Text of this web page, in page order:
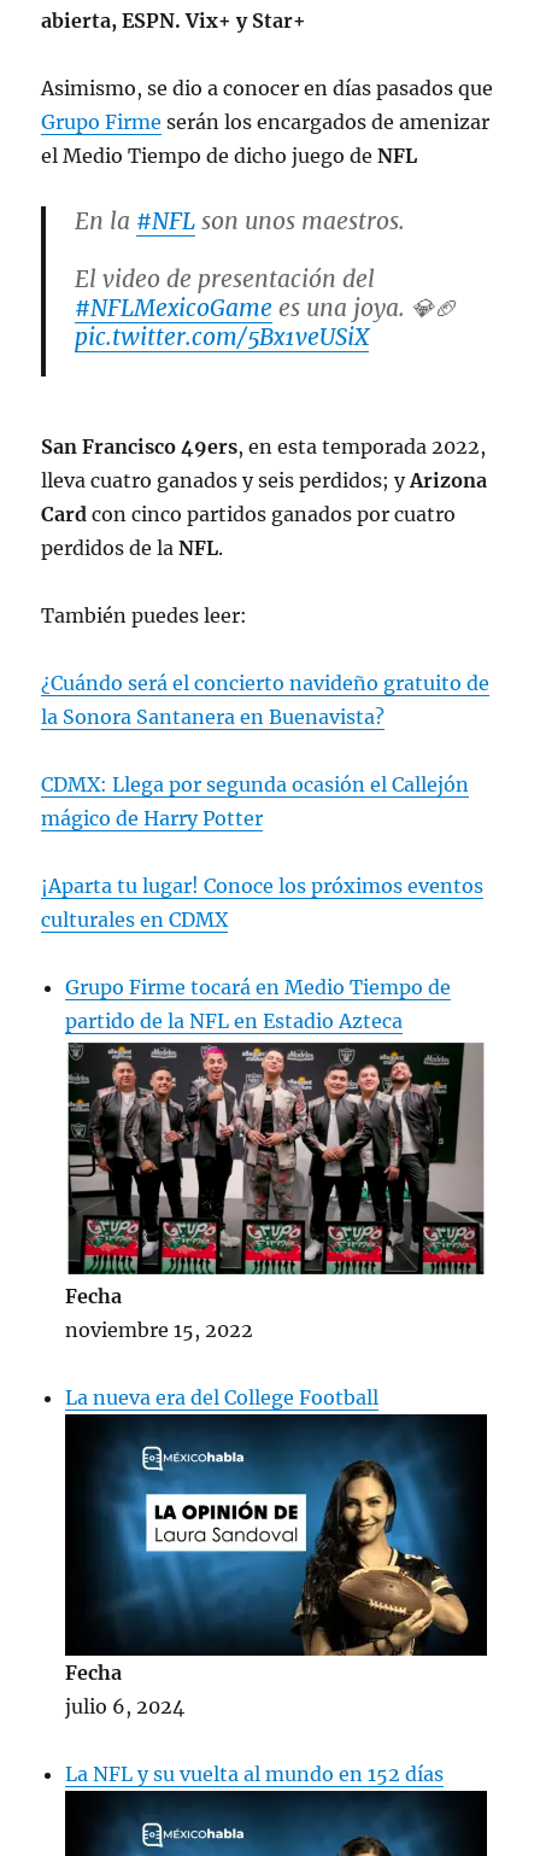
abierta, ESPN. Vix+ y Star+
Asimismo, se dio a conocer en días pasados que
Grupo Firme serán los encargados de amenizar
el Medio Tiempo de dicho juego deNFL
En la #NFL son unos maestros.
El video de presentación del
#NFLMexicoGame es una joya. 💎🏈
pic.twitter.com/5Bx1veUSiX
San Francisco 49ers, en esta temporada 2022,
lleva cuatro ganados y seis perdidos; yArizona
Card con cinco partidos ganados por cuatro
perdidos de laNFL.
También puedes leer:
¿Cuándo será el concierto navideño gratuito de
la Sonora Santanera en Buenavista?
CDMX: Llega por segunda ocasión el Callejón
mágico de Harry Potter
¡Aparta tu lugar! Conoce los próximos eventos
culturales en CDMX
Grupo Firme tocará en Medio Tiempo de
partido de la NFL en Estadio Azteca
Fecha
noviembre 15, 2022
La nueva era del College Football
Fecha
julio 6, 2024
La NFL y su vuelta al mundo en 152 días